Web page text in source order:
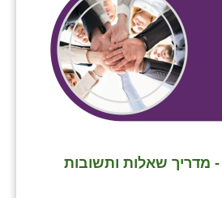
- מדריך שאלות ותשובות